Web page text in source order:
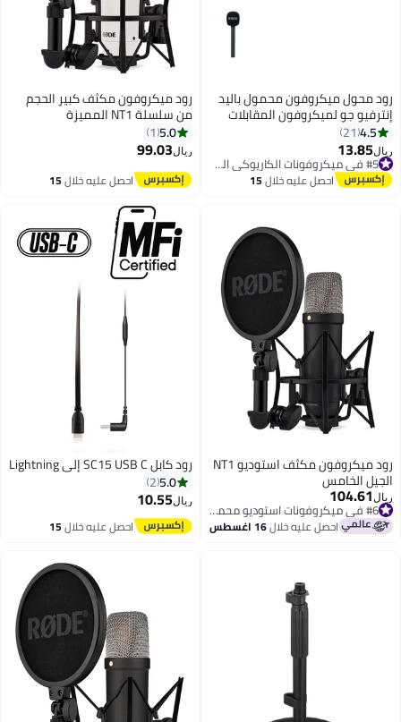
رود محول ميكروفون محمول باليد
إنترفيو جو لميكروفون المقابلات
وايرليس جو Interview GO أسود
4.5
21
ريال13.85
#5 في ميكروفونات الكاريوكي المحمولة
احصل عليه خلال15
رود ميكروفون مكثف كبير الحجم
من سلسلة NT1 المميزة
5.0
1
ريال99.03
احصل عليه خلال15
رود ميكروفون مكثف استوديو NT1
الجيل الخامس
ريال104.61
#6 في ميكروفونات استوديو محمولة
#6 في ميكروفونات استوديو محمولة احصل عليه خلال16 اغسطس
رود كابل SC15 USB C إلى Lightning
5.0
2
ريال10.55
احصل عليه خلال15